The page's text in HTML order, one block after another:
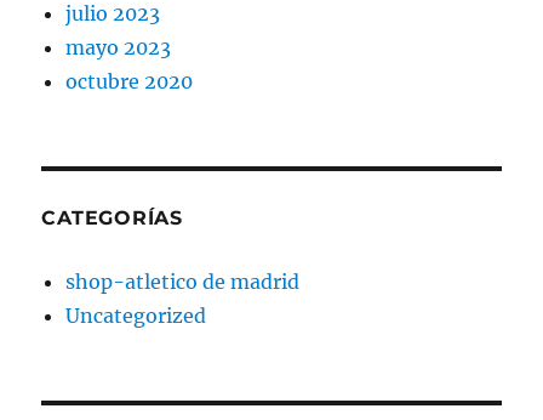
julio 2023
mayo 2023
octubre 2020
CATEGORÍAS
shop-atletico de madrid
Uncategorized